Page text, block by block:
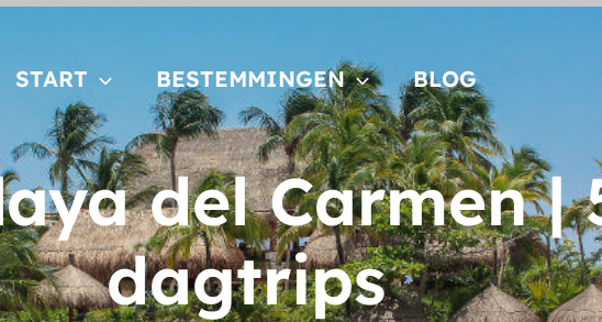
START BESTEMMINGEN BLOG
del Carmen |
dagtrips